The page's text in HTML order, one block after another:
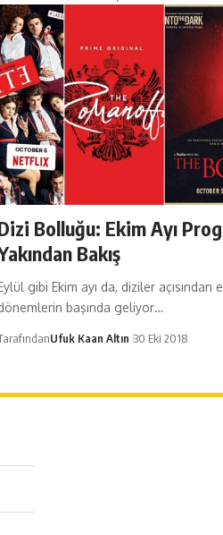
Bolluğu: Ekim Ayı
Bakış
gibi Ekim ayı da, diziler açısından
başında geliyor…
Ufuk Kaan Altın 30 Eki 2018
Dr. Şakir Paşa Sok. No3/A
46 00